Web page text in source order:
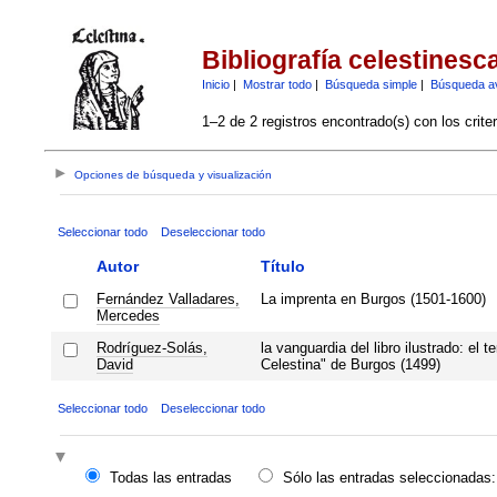
Bibliografía
Inicio| Mostrar todo| Búsqueda simple| Búsqueda
1–2 de 2 registros encontrado(s) con los
Opciones de búsqueda y visualización
Seleccionar todo Deseleccionar todo
Autor Título
Fernández Valladares,
Mercedes
La imprenta en Burgos (1501-1600)
Rodríguez-Solás,
David
la vanguardia del libro ilustrado: el
Celestina" de Burgos (1499)
Seleccionar todo Deseleccionar todo
Todas las entradas
Sólo las entradas seleccionadas: